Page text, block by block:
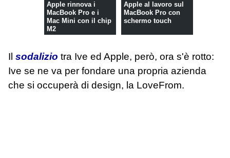
Apple rinnova i
MacBook Pro e i
Mac Mini con il chip
M2
Apple al lavoro sul
MacBook Pro con
schermo touch
Il sodalizio tra Ive ed Apple, però, ora s'è rotto:
Ive se ne va per fondare una propria azienda
che si occuperà di design, la LoveFrom.